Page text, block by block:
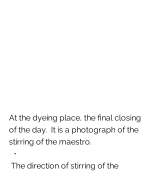
At the dyeing place, the final closing
of the day.  It is a photograph of the
stirring of the maestro.
・